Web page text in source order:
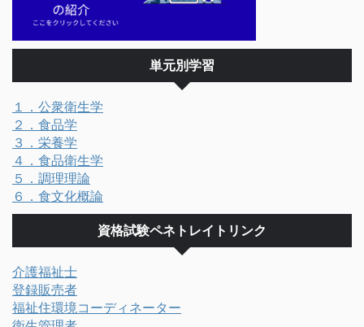
単元別学習
１．公衆衛生学
２．食品学
３．栄養学
４．食品衛生学
５．調理理論
６．食文化概論
資格試験ペネトレイトリンク
介護福祉士
登録販売者
福祉住環境コーディネーター